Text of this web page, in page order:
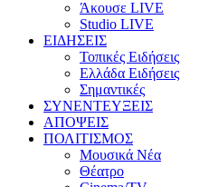
Άκουσε LIVE
Studio LIVE
ΕΙΔΗΣΕΙΣ
Τοπικές Ειδήσεις
Ελλάδα Ειδήσεις
Σημαντικές
ΣΥΝΕΝΤΕΥΞΕΙΣ
ΑΠΟΨΕΙΣ
ΠΟΛΙΤΙΣΜΟΣ
Μουσικά Νέα
Θέατρο